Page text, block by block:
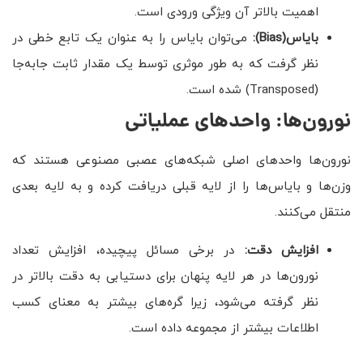
اهمیت بالاتر آن ویژگی ورودی است.
بایاس(Bias)
: می‌توان بایاس را به عنوان یک تابع خطی در
نظر گرفت که به طور موثری توسط یک مقدار ثابت جابه‌جا
(Transposed) شده است.
نورون‌ها: واحدهای عملیاتی
نورون‌ها واحدهای اصلی شبکه‌های عصبی مصنوعی هستند که
وزن‌ها و بایاس‌ها را از لایه قبلی دریافت کرده و به لایه بعدی
منتقل می‌کنند.
افزایش دقت: در برخی مسائل پیچیده، افزایش تعداد
نورون‌ها در هر لایه پنهان برای دستیابی به دقت بالاتر در
نظر گرفته می‌شود، زیرا گره‌های بیشتر به معنای کسب
اطلاعات بیشتر از مجموعه داده است.